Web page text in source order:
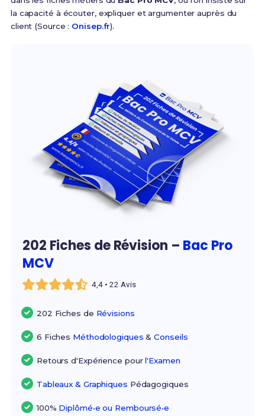
la capacité à écouter, expliquer et argumenter auprès du
client (Source : Onisep.fr).
202 Fiches de Révision – Bac Pro
MCV
4,4 • 22 Avis
202 Fiches de Révisions
6 Fiches Méthodologiques &Conseils
Retours d'Expérience pourl'Examen
Tableaux & Graphiques Pédagogiques
100% Diplômé•e ou Remboursé•e